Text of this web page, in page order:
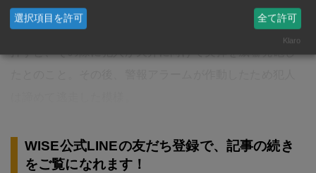
て「バッグに金（ゴールド）を入れろ」と脅迫してきた
という。女性は交渉を試みながら隙をみて警報ボタンを
押すと、その際に犯人が天井に向けて実弾を威嚇発砲し
WISE公式LINEの友だち登録で、記事の続き
をご覧になれます！
選択項目を許可 全て許可
Klaro